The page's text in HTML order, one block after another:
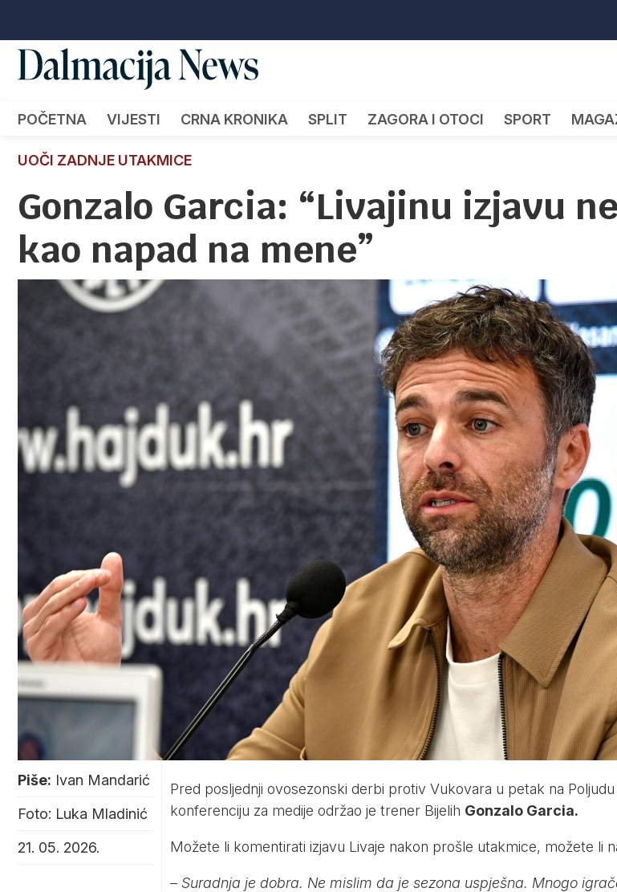
POČETNA VIJESTI CRNA KRONIKA SPLIT ZAGORA I OTOCI SPORT
UOČI ZADNJE UTAKMICE
Gonzalo Garcia: “Livajinu izjavu
kao napad na mene”
Piše: Ivan Mandarić
Foto: Luka Mladinić
21. 05. 2026.
Pred posljednji ovosezonski derbi protiv Vukovara u petak na Poljudu
konferenciju za medije održao je trener Bijelih Gonzalo Garcia.
Možete li komentirati izjavu Livaje nakon prošle utakmice, možete li
– Suradnja je dobra. Ne mislim da je sezona uspješna. Mnogo